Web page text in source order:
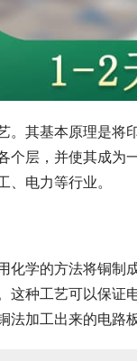
。其基本原理是
个层，并使其成
电力等行业。
化学的方法将铜
这种工艺可以保
加工出来的电路